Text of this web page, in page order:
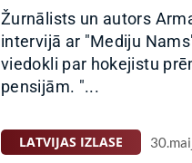
Žurnālists un autors
intervijā ar "Mediju
viedokli par hokejistu
pensijām. "...
LATVIJAS IZLASE